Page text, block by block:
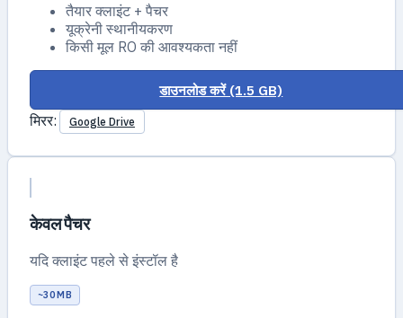
तैयार क्लाइंट + पैचर
यूक्रेनी स्थानीयकरण
किसी मूल RO की आवश्यकता नहीं
डाउनलोड करें (1.5 GB)
मिरर:
Google Drive
केवल पैचर
यदि क्लाइंट पहले से इंस्टॉल है
~30 MB